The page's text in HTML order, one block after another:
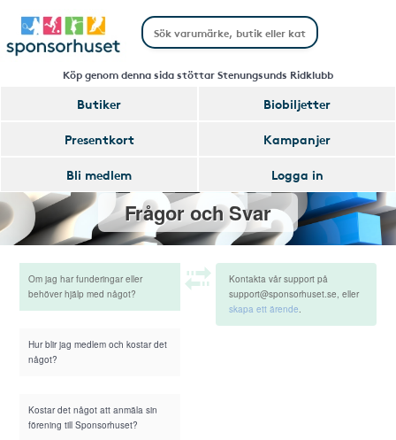
Köp genom denna sida stöttar Stenungsunds Ridklubb
Butiker
Biobiljetter
Presentkort
Kampanjer
Bli medlem
Logga in
Frågor och Svar
Om jag har funderingar eller
behöver hjälp med något?
Hur blir jag medlem och kostar det
något?
Kostar det något att anmäla sin
förening till Sponsorhuset?
Kontakta vår support på
support@sponsorhuset.se, eller
skapa ett ärende.